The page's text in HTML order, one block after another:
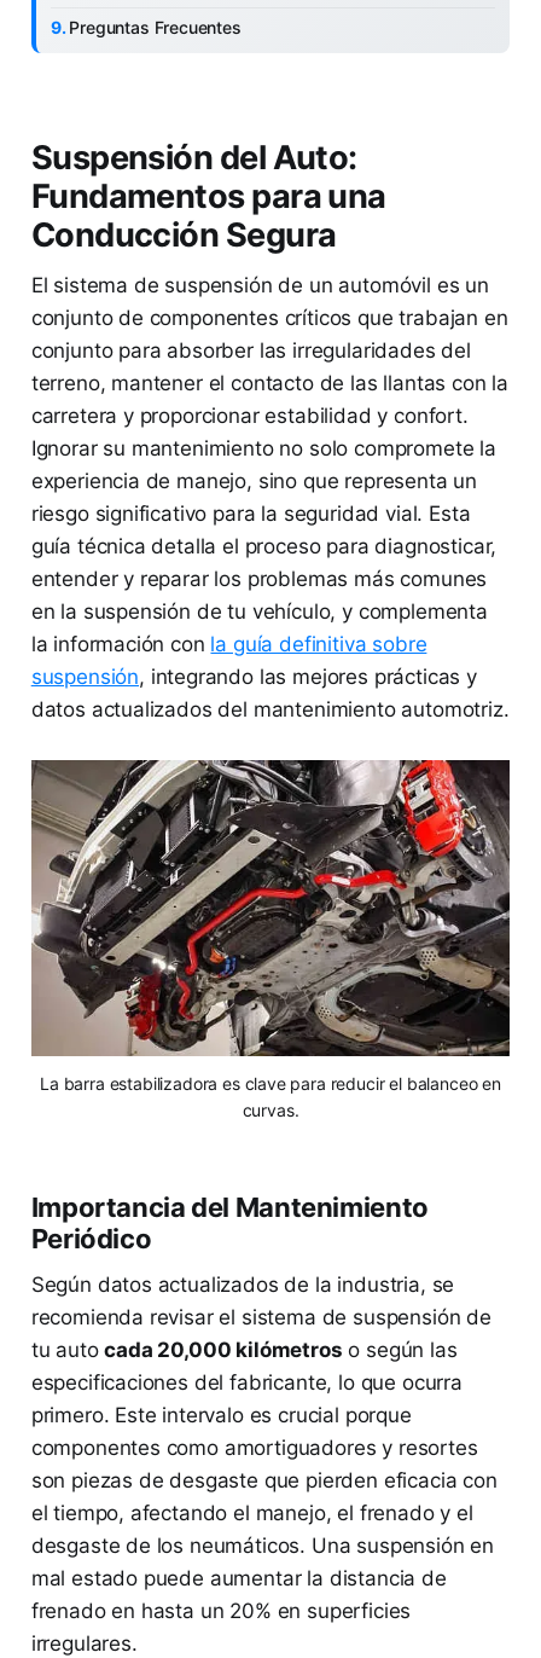
Preguntas Frecuentes
Suspensión del Auto:
Fundamentos para una
Conducción Segura
El sistema de suspensión de un automóvil es un
conjunto de componentes críticos que trabajan en
conjunto para absorber las irregularidades del
terreno, mantener el contacto de las llantas con la
carretera y proporcionar estabilidad y confort.
Ignorar su mantenimiento no solo compromete la
experiencia de manejo, sino que representa un
riesgo significativo para la seguridad vial. Esta
guía técnica detalla el proceso para diagnosticar,
entender y reparar los problemas más comunes
en la suspensión de tu vehículo, y complementa
la información con la guía definitiva sobre
suspensión, integrando las mejores prácticas y
datos actualizados del mantenimiento automotriz.
La barra estabilizadora es clave para reducir el balanceo en
curvas.
Importancia del Mantenimiento
Periódico
Según datos actualizados de la industria, se
recomienda revisar el sistema de suspensión de
tu autocada 20,000 kilómetros o según las
especificaciones del fabricante, lo que ocurra
primero. Este intervalo es crucial porque
componentes como amortiguadores y resortes
son piezas de desgaste que pierden eficacia con
el tiempo, afectando el manejo, el frenado y el
desgaste de los neumáticos. Una suspensión en
mal estado puede aumentar la distancia de
frenado en hasta un 20% en superficies
irregulares.